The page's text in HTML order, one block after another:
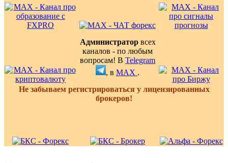
Администраторвсех
каналов - по любым
вопросам! В Telegram
, в MAX .
Не забываем регистрироваться у лицензированных
брокеров!